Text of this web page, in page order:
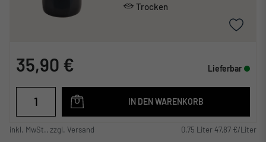
Trocken
35,90 € Lieferbar
IN DEN WARENKORB
inkl. MwSt., zzgl. Versand 0,75 Liter 47,87 €/Liter